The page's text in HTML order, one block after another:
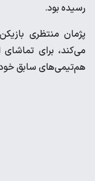
رسیده بود.
پژمان منتظری
می‌کند، برای تماشای
هم‌تیمی‌های سابق خود